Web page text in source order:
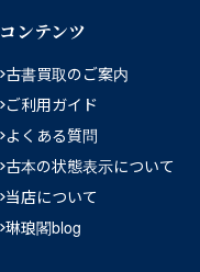
コンテンツ
古書買取のご案内
ご利用ガイド
よくある質問
古本の状態表示について
当店について
琳琅閣blog